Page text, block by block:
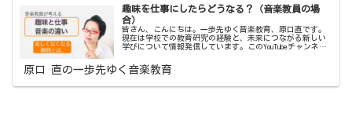
趣味を仕事にしたらどうなる？（音楽教員の場
合）
皆さん、こんにちは。一歩先ゆく音楽教育、原口直です。
現在は学校での教育研究の経験と、未来につながる新しい
学びについて情報発信しています。このYouTubeチャンネル
報と提案を発信しています...
原口 直の一歩先ゆく音楽教育